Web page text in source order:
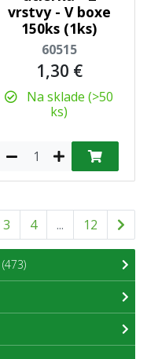
vrstvy - V boxe
150ks (1ks)
60515
1,30 €
Na sklade (>50
ks)
3 4 ... 12
(473)